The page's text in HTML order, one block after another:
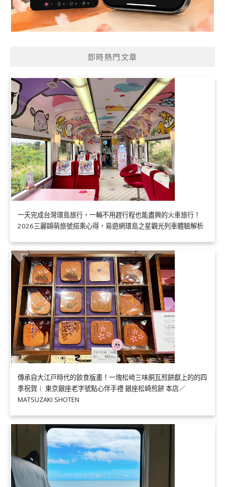
即時熱門文章
一天完成台灣環島旅行，一輛不用趕行程也能盡興的火車旅行！
2026三麗鷗萌旅號搭乘心得，易遊網環島之星觀光列車體驗解析
傳承自大江戸時代的飲食版畫！一塊松﨑三味胴瓦煎餅獻上的的四
季祝賀｜ 東京銀座老字號點心伴手禮 銀座松崎煎餅 本店／
MATSUZAKI SHOTEN